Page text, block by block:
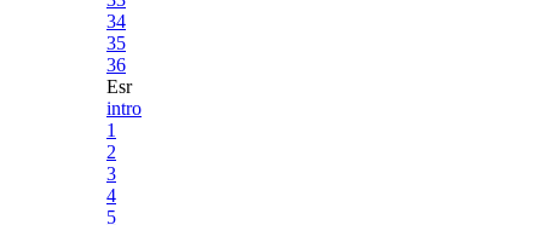
34
35
36
Esr
intro
1
2
3
4
5